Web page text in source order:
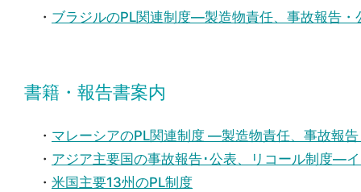
・ ブラジルのPL関連制度―製造物責任、事故報告
書籍・報告書案内
・ マレーシアのPL関連制度 ―製造物責任、事故報
・ アジア主要国の事故報告･公表、リコール制度―
・ 米国主要13州のPL制度